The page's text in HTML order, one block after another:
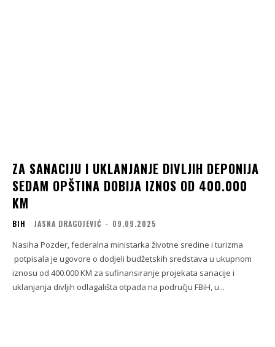
ZA SANACIJU I UKLANJANJE DIVLJIH DEPONIJA
SEDAM OPŠTINA DOBIJA IZNOS OD 400.000
KM
BIH JASNA DRAGOJEVIĆ - 09.09.2025
Nasiha Pozder, federalna ministarka životne sredine i turizma
potpisala je ugovore o dodjeli budžetskih sredstava u ukupnom
iznosu od 400.000 KM za sufinansiranje projekata sanacije i
uklanjanja divljih odlagališta otpada na području FBiH, u...